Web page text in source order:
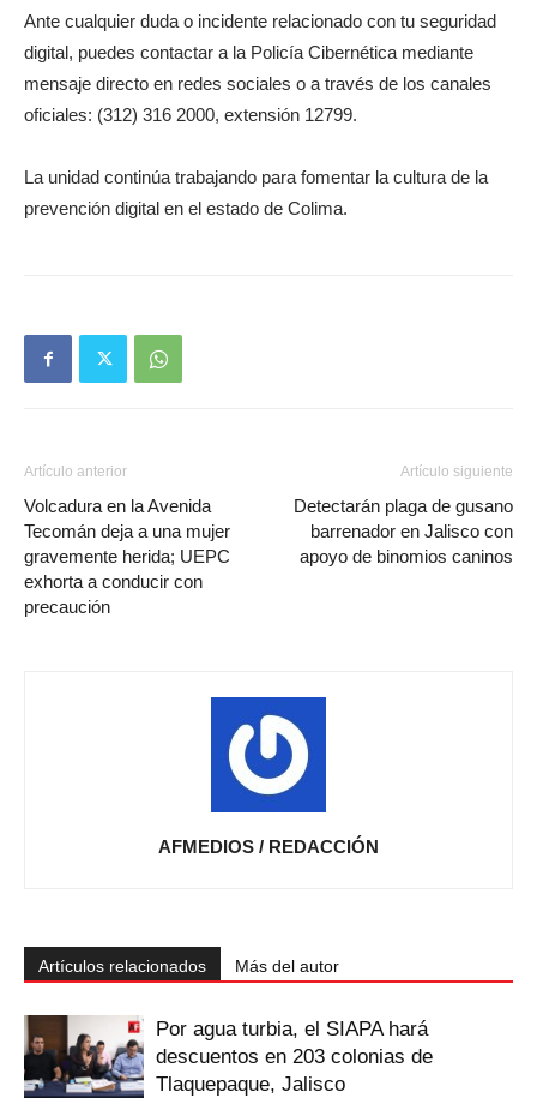
Ante cualquier duda o incidente relacionado con tu seguridad
digital, puedes contactar a la Policía Cibernética mediante
mensaje directo en redes sociales o a través de los canales
oficiales: (312) 316 2000, extensión 12799.
La unidad continúa trabajando para fomentar la cultura de la
prevención digital en el estado de Colima.
Artículo anterior
Volcadura en la Avenida
Tecomán deja a una mujer
gravemente herida; UEPC
exhorta a conducir con
precaución
Artículo siguiente
Detectarán plaga de gusano
barrenador en Jalisco con
apoyo de binomios caninos
AFMEDIOS / REDACCIÓN
Artículos relacionados Más del autor
Por agua turbia, el SIAPA hará
descuentos en 203 colonias de
Tlaquepaque, Jalisco